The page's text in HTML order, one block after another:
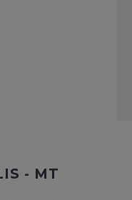
- MT